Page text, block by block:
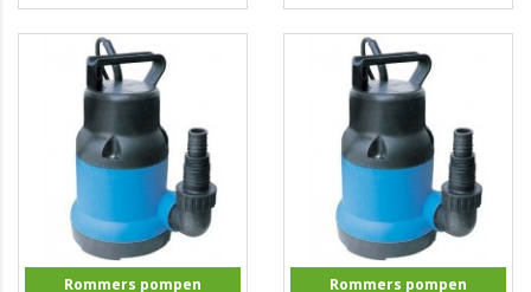
Rommers pompen Rommers pompen